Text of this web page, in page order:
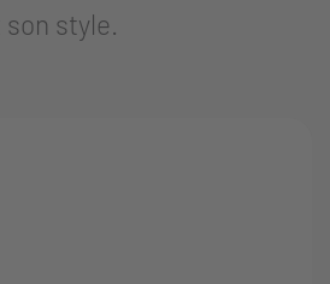
style.